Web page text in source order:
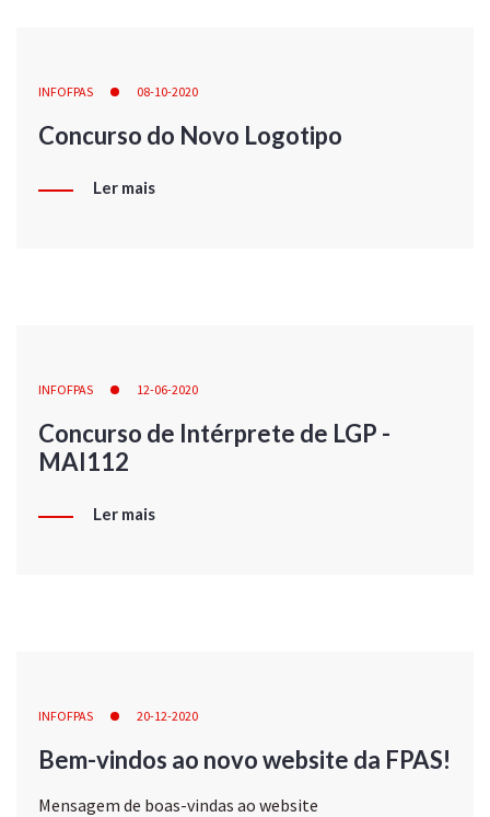
INFOFPAS 08-10-2020
Concurso do Novo Logotipo
Ler mais
INFOFPAS 12-06-2020
Concurso de Intérprete de LGP -
MAI112
Ler mais
INFOFPAS 20-12-2020
Bem-vindos ao novo website da FPAS!
Mensagem de boas-vindas ao website